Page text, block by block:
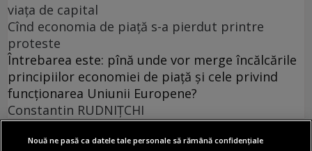
viața de capital
Cînd economia de piață s-a pierdut printre
proteste
Întrebarea este: pînă unde vor merge încălcările
principiilor economiei de piață și cele privind
funcționarea Uniunii Europene?
Constantin RUDNIŢCHI
Nouă ne pasă ca datele tale personale să rămână confidențiale